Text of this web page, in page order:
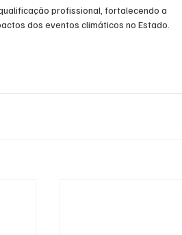
profissional, fortalecendo a
dos eventos climáticos no Estado.